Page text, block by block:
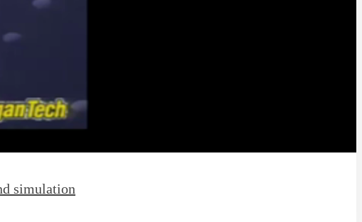
simulation